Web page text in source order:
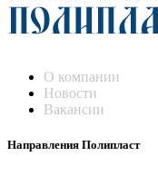
О компании
Новости
Вакансии
Направления Полипласт